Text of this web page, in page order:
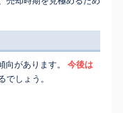
があります。
今後は
でしょう。